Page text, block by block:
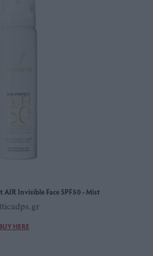
AIR Invisible Face SPF50 - Mist
BUY HERE